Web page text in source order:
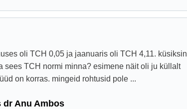
oli TCH 0,05 ja jaanuaris oli TCH 4,11. küsiksin
sees TCH normi minna? esimene näit oli ju küllalt
on korras. mingeid rohtusid pole ...
dr Anu Ambos